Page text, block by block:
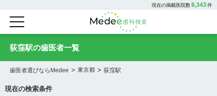
現在の掲載医院数8,343件
荻窪駅の歯医者一覧
歯医者選びならMedee > 東京都 > 荻窪駅
現在の検索条件